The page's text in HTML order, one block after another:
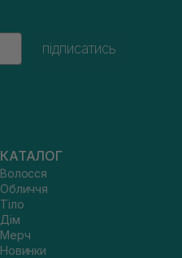
підписатись
КАТАЛОГ
Волосся
Обличчя
Тіло
Дім
Мерч
Новинки